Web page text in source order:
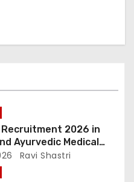
2026 in
Ayurvedic Medical
Hospital Andar Road
Ravi Shastri